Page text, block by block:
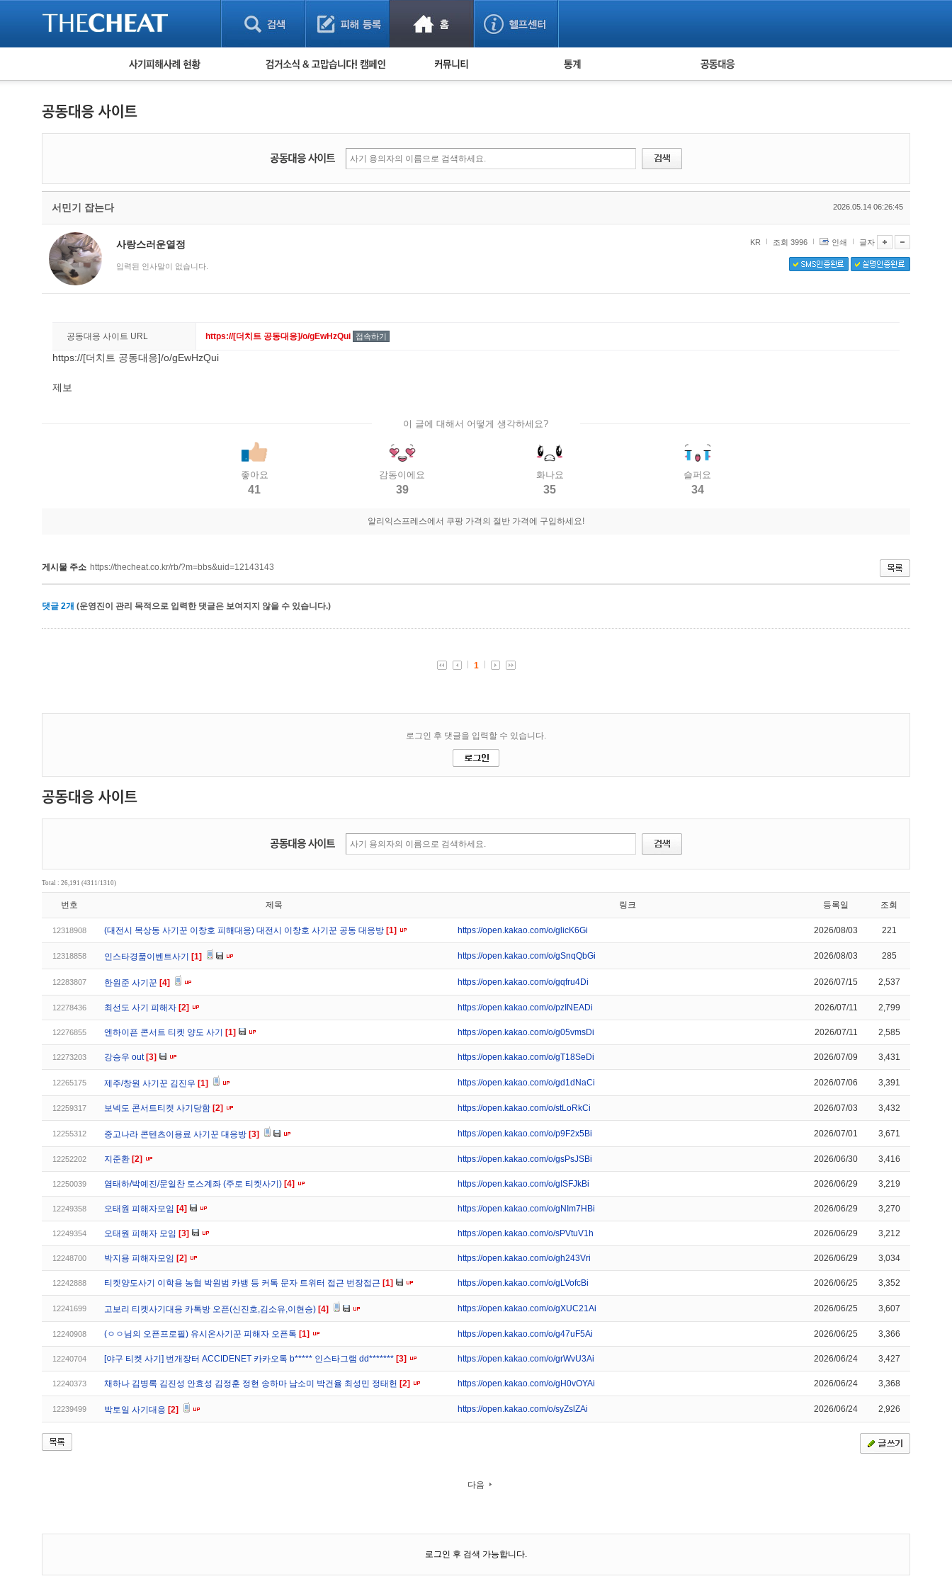
피해사례 현황
게임 · 비실물 피해사례
워킹홀리데이 피해사례
검거 소식 사기 예방했어요!
사기방지 아이디어
신종사기 주의 정보
금융사기 관련 영상
누적 피해사례 통계 피해자 공동대응
서민기 잡는다 2026.05.14 06:26:45
사랑스러운열정
입력된 인사말이 없습니다.
KR 조회 3996 인쇄 글자
공동대응 사이트 URL https://[더치트 공동대응]/o/gEwHzQui 접속하기
https://[더치트 공동대응]/o/gEwHzQui
제보
이 글에 대해서 어떻게 생각하세요?
좋아요
41
감동이에요
39
화나요
35
슬퍼요
34
알리익스프레스에서 쿠팡 가격의 절반 가격에 구입하세요!
게시물 주소 https://thecheat.co.kr/rb/?m=bbs&uid=12143143
댓글 2개 (운영진이 관리 목적으로 입력한 댓글은 보여지지 않을 수 있습니다.)
Total : 26,191 (4311/1310)
번호 제목 링크 등록일 조회
12318908 (대전시 목상동 사기꾼 이창호 피해대응) 대전시 이창호 사기꾼 공동 대응방 [1] https://open.kakao.com/o/glicK6Gi 2026/08/03 221
12318858 인스타경품이벤트사기 [1] https://open.kakao.com/o/gSnqQbGi 2026/08/03 285
12283807 한원준 사기꾼 [4] https://open.kakao.com/o/gqfru4Di 2026/07/15 2,537
12278436 최선도 사기 피해자 [2] https://open.kakao.com/o/pzINEADi 2026/07/11 2,799
12276855 엔하이픈 콘서트 티켓 양도 사기 [1] https://open.kakao.com/o/g05vmsDi 2026/07/11 2,585
12273203 강승우 out [3] https://open.kakao.com/o/gT18SeDi 2026/07/09 3,431
12265175 제주/창원 사기꾼 김진우 [1] https://open.kakao.com/o/gd1dNaCi 2026/07/06 3,391
12259317 보넥도 콘서트티켓 사기당함 [2] https://open.kakao.com/o/stLoRkCi 2026/07/03 3,432
12255312 중고나라 콘텐츠이용료 사기꾼 대응방 [3] https://open.kakao.com/o/p9F2x5Bi 2026/07/01 3,671
12252202 지준환 [2] https://open.kakao.com/o/gsPsJSBi 2026/06/30 3,416
12250039 염태하/박예진/문일찬 토스계좌 (주로 티켓사기) [4] https://open.kakao.com/o/gISFJkBi 2026/06/29 3,219
12249358 오태원 피해자모임 [4] https://open.kakao.com/o/gNIm7HBi 2026/06/29 3,270
12249354 오태원 피해자 모임 [3] https://open.kakao.com/o/sPVtuV1h 2026/06/29 3,212
12248700 박지용 피해자모임 [2] https://open.kakao.com/o/gh243Vri 2026/06/29 3,034
12242888 티켓양도사기 이학용 농협 박원범 카뱅 등 커톡 문자 트위터 접근 번장접근 [1] https://open.kakao.com/o/gLVofcBi 2026/06/25 3,352
12241699 고보리 티켓사기대응 카톡방 오픈(신진호,김소유,이현승) [4] https://open.kakao.com/o/gXUC21Ai 2026/06/25 3,607
12240908 (ㅇㅇ님의 오픈프로필) 유시온사기꾼 피해자 오픈톡 [1] https://open.kakao.com/o/g47uF5Ai 2026/06/25 3,366
12240704 [야구 티켓 사기] 번개장터 ACCIDENET 카카오톡 b***** 인스타그램 dd******* [3] https://open.kakao.com/o/grWvU3Ai 2026/06/24 3,427
12240373 채하나 김병록 김진성 안효성 김정훈 정현 송하마 남소미 박건율 최성민 정태헌 [2] https://open.kakao.com/o/gH0vOYAi 2026/06/24 3,368
12239499 박토일 사기대응 [2] https://open.kakao.com/o/syZslZAi 2026/06/24 2,926
다음
로그인 후 검색 가능합니다.